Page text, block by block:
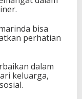
bisa
perhatian
dalam
keluarga,